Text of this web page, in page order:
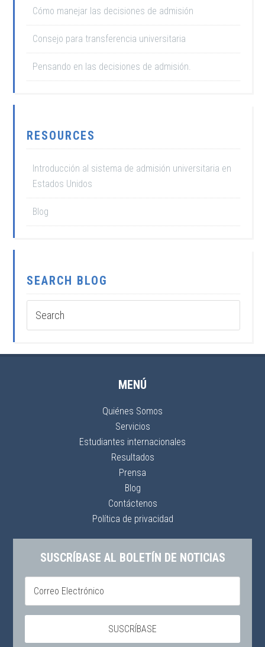
Cómo manejar las decisiones de admisión
Consejo para transferencia universitaria
Pensando en las decisiones de admisión.
RESOURCES
Introducción al sistema de admisión universitaria en
Estados Unidos
Blog
SEARCH BLOG
MENÚ
Quiénes Somos
Servicios
Estudiantes internacionales
Resultados
Prensa
Blog
Contáctenos
Política de privacidad
SUSCRÍBASE AL BOLETÍN DE NOTICIAS